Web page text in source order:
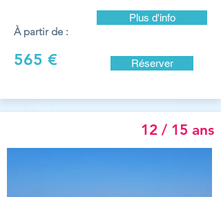
À partir de :
Plus d'info
565 € Réserver
12 / 15 ans